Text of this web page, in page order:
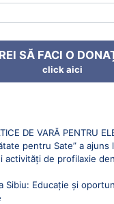
SĂ FACI O
click aici
DE VARĂ PENTRU
pentru Sate” a
activități de profilaxie
Sibiu: Educație și